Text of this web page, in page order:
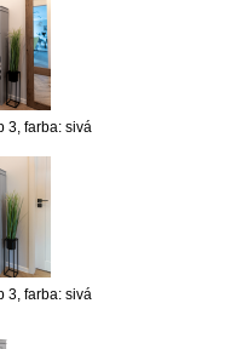
3, farba: sivá
3, farba: sivá